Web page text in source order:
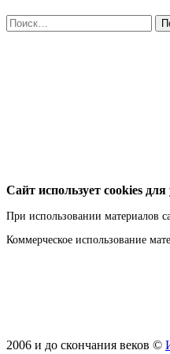
Найти:
Сайт использует cookies
При использовании материалов
Коммерческое использование
2006 и до скончания веков ©